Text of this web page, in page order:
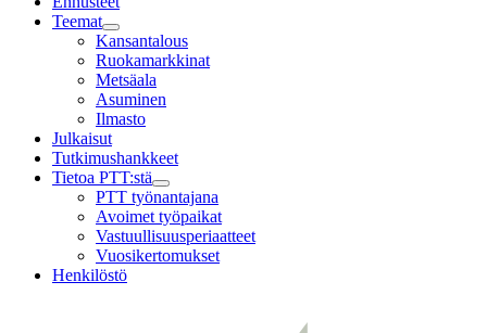
Teemat
Child
menu
Kansantalous
Ruokamarkkinat
Metsäala
Asuminen
Ilmasto
Julkaisut
Tutkimushankkeet
Tietoa PTT:stä
Child
menu
PTT työnantajana
Avoimet työpaikat
Vastuullisuusperiaatteet
Vuosikertomukset
Henkilöstö